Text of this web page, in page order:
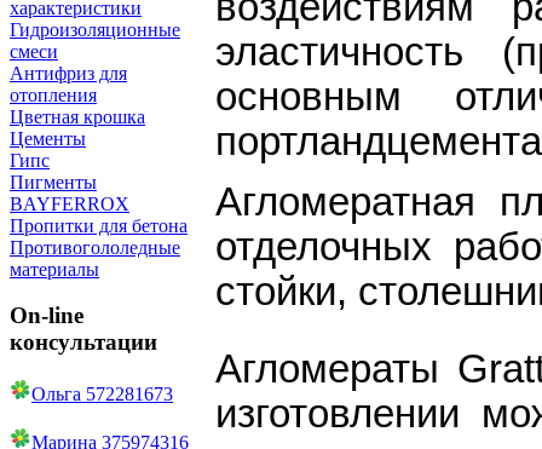
характеристики
Гидроизоляционные
смеси
Антифриз для
отопления
Цветная крошка
Цементы
Гипс
Пигменты
BAYFERROX
Пропитки для бетона
Противогололедные
материалы
On-line
консультации
Ольга 572281673
Марина 375974316
эластичность
основным
Агломератная
отделочных
стойки,
Агломераты
изготовлении